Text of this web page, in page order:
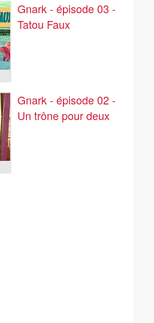
Gnark - épisode 03 -
Tatou Faux
Gnark - épisode 02 -
Un trône pour deux